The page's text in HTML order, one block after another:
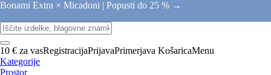
Bonami Extra × Micadoni | Popusti do 25 % →
10 € za vasRegistracijaPrijavaPrimerjava KošaricaMenu
Kategorije
Prostor